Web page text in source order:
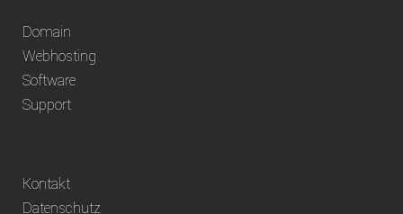
weltweit verfügbare Domains inklusive
Vorkasse oder über ein andere verfügbare
Domain
Webhosting
Software
Support
Kontakt
Datenschutz